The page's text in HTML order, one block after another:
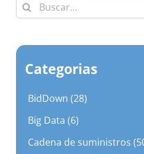
Categorias
BidDown (28)
Big Data (6)
Cadena de suministros (50)
Certificaciones (16)